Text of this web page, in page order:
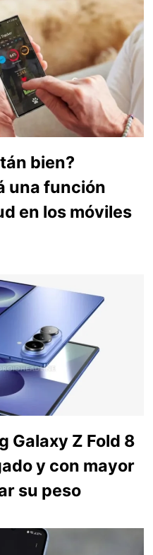
bien?
una función
en los móviles
Galaxy Z Fold 8
y con mayor
su peso